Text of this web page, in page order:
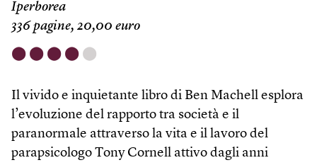
Iperborea
336 pagine, 20,00 euro
⬤ ⬤ ⬤ ⬤ ⬤
Il vivido e inquietante libro di Ben Machell esplora
l’evoluzione del rapporto tra società e il
paranormale attraverso la vita e il lavoro del
parapsicologo Tony Cornell attivo dagli anni